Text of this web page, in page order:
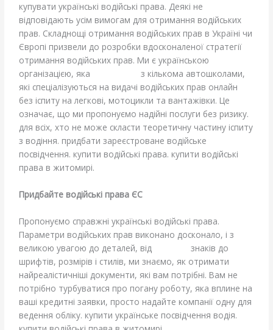
купувати українські водійські права. Деякі не
відповідають усім вимогам для отримання водійських
прав. Складнощі отримання водійських прав в Україні чи
Європі призвели до розробки вдосконаленої стратегії
отримання водійських прав. Ми є українською
організацією, яка
з кількома автошколами,
які спеціалізуються на видачі водійських прав онлайн
без іспиту на легкові, мотоцикли та вантажівки. Це
означає, що ми пропонуємо надійні послуги без ризику.
для всіх, хто не може скласти теоретичну частину іспиту
з водіння. придбати зареєстроване водійське
посвідчення. купити водійські права. купити водійські
права в житомирі.
Придбайте водійські права ЄС
Пропонуємо справжні українські водійські права.
Параметри водійських прав виконано досконало, і з
великою увагою до деталей, від
знаків до
шрифтів, розмірів і стилів, ми знаємо, як отримати
найреалістичніші документи, які вам потрібні. Вам не
потрібно турбуватися про погану роботу, яка вплине на
ваші кредитні заявки, просто надайте компанії одну для
ведення обліку. купити українське посвідчення водія.